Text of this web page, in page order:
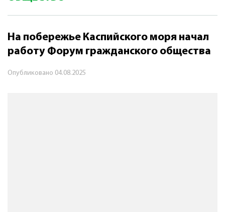
На побережье Каспийского моря начал
работу Форум гражданского общества
Опубликовано 04.08.2025